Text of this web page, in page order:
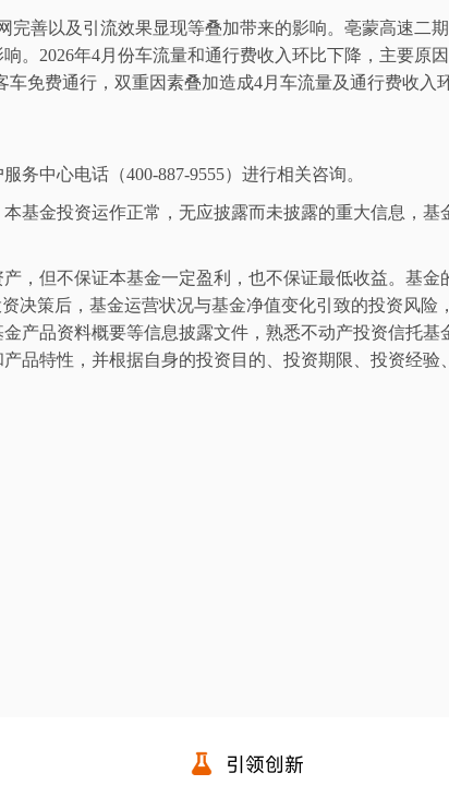
完善以及引流效果显现等叠加带来的影响。亳蒙高速二
。 2026年4月份车流量和通行费收入环比下降，主要原
车免费通行，双重因素叠加造成4月车流量及通行费收入
务中心电话（400-887-9555）进行相关咨询。
基金投资运作正常，无应披露而未披露的重大信息，基
，但不保证本基金一定盈利，也不保证最低收益。基
决策后，基金运营状况与基金净值变化引致的投资风险
产品资料概要等信息披露文件，熟悉不动产投资信托基
品特性，并根据自身的投资目的、投资期限、投资经验
引领创新